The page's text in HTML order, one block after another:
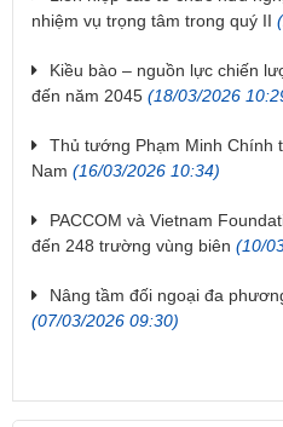
nhiệm vụ trọng tâm trong quý II
Kiều bào – nguồn lực chiến
đến năm 2045 (18/03/2026
Thủ tướng Phạm Minh Chính
Nam (16/03/2026 10:34)
PACCOM và Vietnam
đến 248 trường vùng biên (10/
Nâng tầm đối ngoại đa
(07/03/2026 09:30)